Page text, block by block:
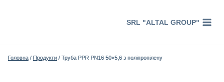
SRL "ALTAL GROUP"
Головна / Продукти / Труба PPR PN16 50×5,6 з поліпропілену